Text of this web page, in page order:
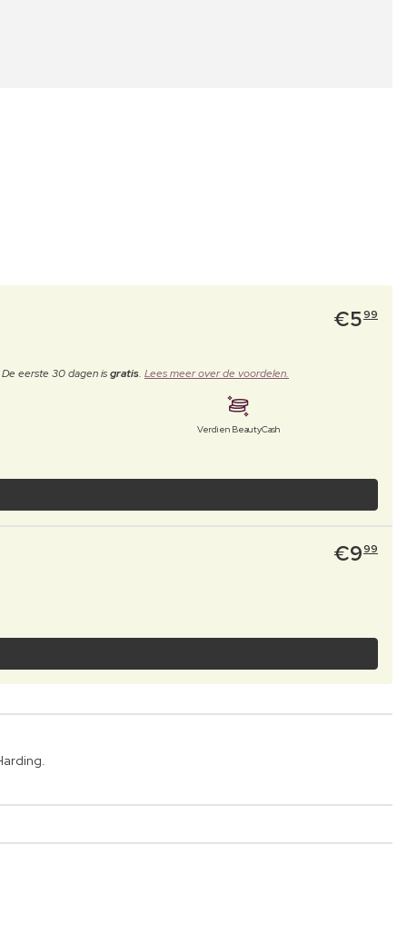
€599
De eerste 30 dagen isgratis. Lees meer over de voordelen.
Verdien BeautyCash
€999